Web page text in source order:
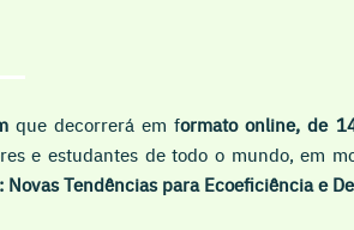
que decorrerá em formatoonline, de
e estudantes de todo o mundo, em
Tendências para Ecoeficiência e